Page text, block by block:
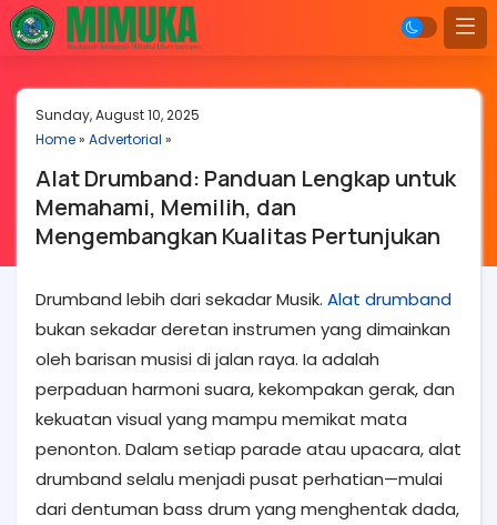
Sunday, August 10, 2025
Home» Advertorial »
Alat Drumband: Panduan Lengkap untuk
Memahami, Memilih, dan
Mengembangkan Kualitas Pertunjukan
Drumband lebih dari sekadar Musik. Alat drumband
bukan sekadar deretan instrumen yang dimainkan
oleh barisan musisi di jalan raya. Ia adalah
perpaduan harmoni suara, kekompakan gerak, dan
kekuatan visual yang mampu memikat mata
penonton. Dalam setiap parade atau upacara, alat
drumband selalu menjadi pusat perhatian—mulai
dari dentuman bass drum yang menghentak dada,